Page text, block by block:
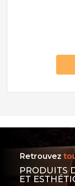
Retrouvez
PRODUITS
ET